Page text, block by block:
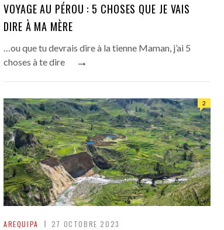
VOYAGE AU PÉROU : 5 CHOSES QUE JE VAIS
DIRE À MA MÈRE
…ou que tu devrais dire à la tienne Maman, j’ai 5
choses à te dire
→
AREQUIPA 27 OCTOBRE 2023
2